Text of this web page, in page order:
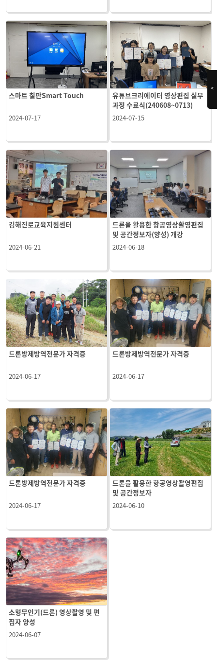
스마트 칠판Smart Touch
2024-07-17
유튜브크리에이터 영상편집 실무
과정 수료식(240608~0713)
2024-07-15
김해진로교육지원센터
2024-06-21
드론을 활용한 항공영상촬영편집
및 공간정보자(양성) 개강
2024-06-18
드론방제방역전문가 자격증
2024-06-17
드론방제방역전문가 자격증
2024-06-17
드론방제방역전문가 자격증
2024-06-17
드론을 활용한 항공영상촬영편집
및 공간정보자
2024-06-10
소형무인기(드론) 영상촬영 및 편
집자 양성
2024-06-07
<